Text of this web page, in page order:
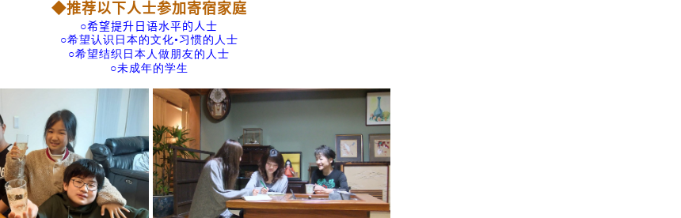
◆推荐以下人士参加寄宿家庭
○希望提升日语水平的人士
○希望认识日本的文化•习惯的人士
○希望结织日本人做朋友的人士
○未成年的学生